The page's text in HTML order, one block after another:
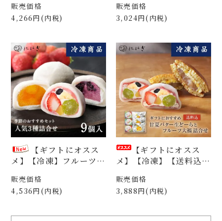
せ 祇園ぽっちり＆マン
ゴーの福 各3個入（FP
販売価格
4,266円(内税)
ちり＆ブルーベリーの福
＆マンゴーの福 各2個
販売価格
3,024円(内税)
【ギフトにオスス
メ】【冷凍】フルーツ大
ちり＆ブルーベリーの福
＆マンゴーの福 各3個
販売価格
4,536円(内税)
【ギフトにオスス
メ】【冷凍】【送料込】
ルーツ大福の詰め合わせ
（F3AB3）
販売価格
3,888円(内税)